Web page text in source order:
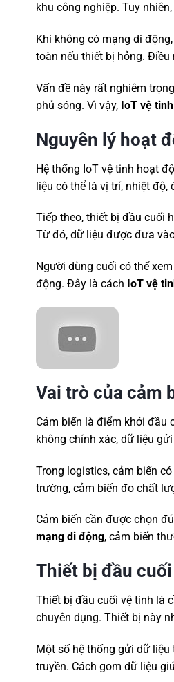
khu công nghiệp. Tuy
Khi không có mạng di
toàn nếu thiết bị hỏng.
Vấn đề này rất nghiêm
phủ sóng. Vì vậy, IoT vệ
Nguyên lý hoạt
Hệ thống IoT vệ tinh hoạt
liệu có thể là vị trí, nhiệt
Tiếp theo, thiết bị đầu cuối
Từ đó, dữ liệu được đưa
Người dùng cuối có thể
động. Đây là cách IoT vệ
Vai trò của cảm
Cảm biến là điểm khởi đầu
không chính xác, dữ liệu
Trong logistics, cảm biến
trường, cảm biến đo chất
Cảm biến cần được chọn
mạng di động, cảm biến
Thiết bị đầu
Thiết bị đầu cuối vệ tinh là
chuyên dụng. Thiết bị này
Một số hệ thống gửi dữ
truyền. Cách gom dữ liệu